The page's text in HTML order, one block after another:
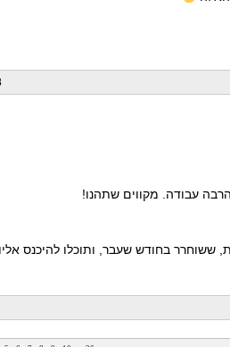
בחודש שעבר, ותוכלו להיכנס אליו